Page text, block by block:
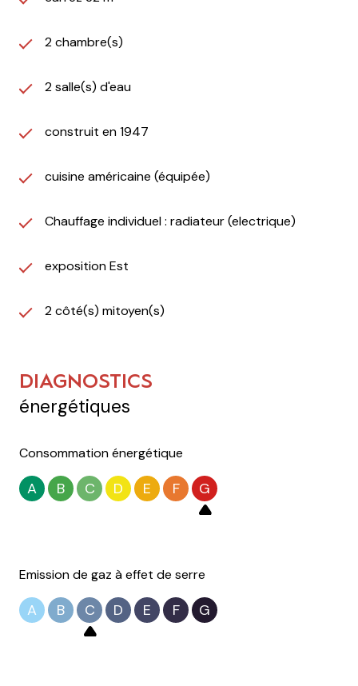
2 chambre(s)
2 salle(s) d'eau
construit en 1947
cuisine américaine (équipée)
Chauffage individuel : radiateur (electrique)
exposition Est
2 côté(s) mitoyen(s)
DIAGNOSTICS
énergétiques
Consommation énergétique
A B C D E F G
Emission de gaz à effet de serre
A B C D E F G